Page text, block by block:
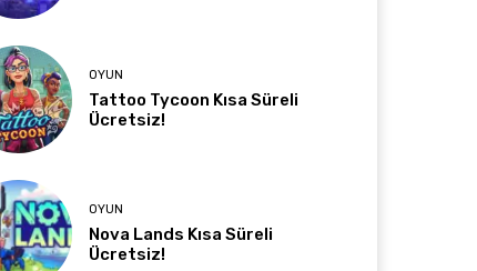
OYUN
Tattoo Tycoon Kısa Süreli
Ücretsiz!
OYUN
Nova Lands Kısa Süreli
Ücretsiz!